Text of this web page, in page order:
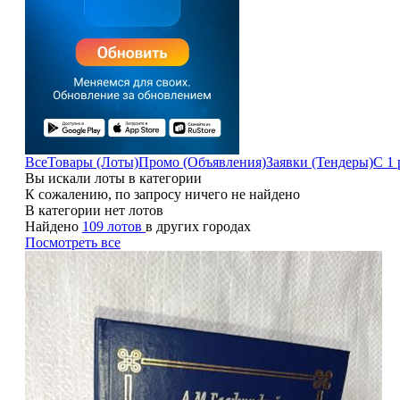
ВсеТовары (Лоты)Промо (Объявления)Заявки (Тендеры)С 1
Вы искали лоты в категории
К сожалению, по запросу ничего не найдено
В категории нет лотов
Найдено 109 лотов в других городах
Посмотреть все